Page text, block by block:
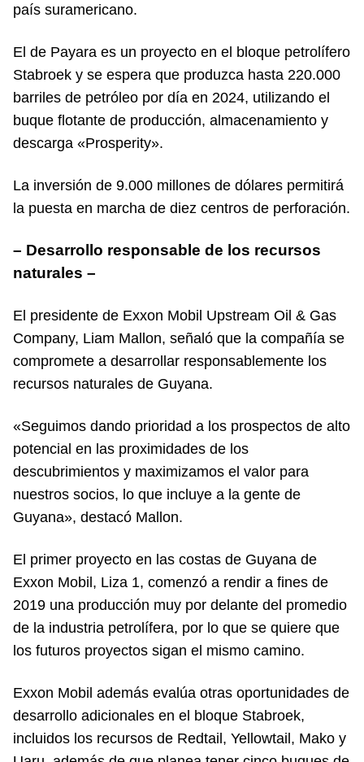
país suramericano.
El de Payara es un proyecto en el bloque petrolífero
Stabroek y se espera que produzca hasta 220.000
barriles de petróleo por día en 2024, utilizando el
buque flotante de producción, almacenamiento y
descarga «Prosperity».
La inversión de 9.000 millones de dólares permitirá
la puesta en marcha de diez centros de perforación.
– Desarrollo responsable de los recursos
naturales –
El presidente de Exxon Mobil Upstream Oil & Gas
Company, Liam Mallon, señaló que la compañía se
compromete a desarrollar responsablemente los
recursos naturales de Guyana.
«Seguimos dando prioridad a los prospectos de alto
potencial en las proximidades de los
descubrimientos y maximizamos el valor para
nuestros socios, lo que incluye a la gente de
Guyana», destacó Mallon.
El primer proyecto en las costas de Guyana de
Exxon Mobil, Liza 1, comenzó a rendir a fines de
2019 una producción muy por delante del promedio
de la industria petrolífera, por lo que se quiere que
los futuros proyectos sigan el mismo camino.
Exxon Mobil además evalúa otras oportunidades de
desarrollo adicionales en el bloque Stabroek,
incluidos los recursos de Redtail, Yellowtail, Mako y